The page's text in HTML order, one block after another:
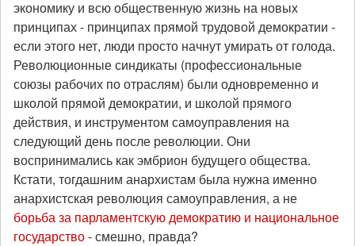
экономику и всю общественную жизнь на новых
принципах - принципах прямой трудовой демократии -
если этого нет, люди просто начнут умирать от голода.
Революционные синдикаты (профессиональные
союзы рабочих по отраслям) были одновременно и
школой прямой демократии, и школой прямого
действия, и инструментом самоуправления на
следующий день после революции. Они
воспринимались как эмбрион будущего общества.
Кстати, тогдашним анархистам была нужна именно
анархистская революция самоуправления, а не
борьба за парламентскую демократию и национальное
государство- смешно, правда?